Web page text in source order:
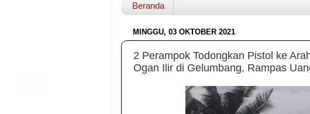
Beranda
MINGGU, 03 OKTOBER 2021
2 Perampok Todongkan Pistol ke
Ogan Ilir di Gelumbang, Rampas